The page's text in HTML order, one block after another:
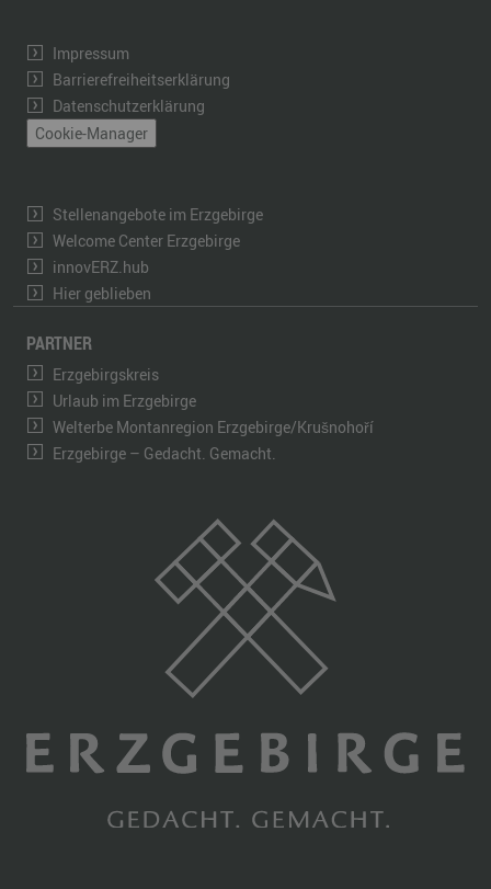
Impressum
Barrierefreiheitserklärung
Datenschutzerklärung
Cookie-Manager
Stellenangebote im Erzgebirge
Welcome Center Erzgebirge
innovERZ.hub
Hier geblieben
PARTNER
Erzgebirgskreis
Urlaub im Erzgebirge
Welterbe Montanregion Erzgebirge/Krušnohoří
Erzgebirge – Gedacht. Gemacht.